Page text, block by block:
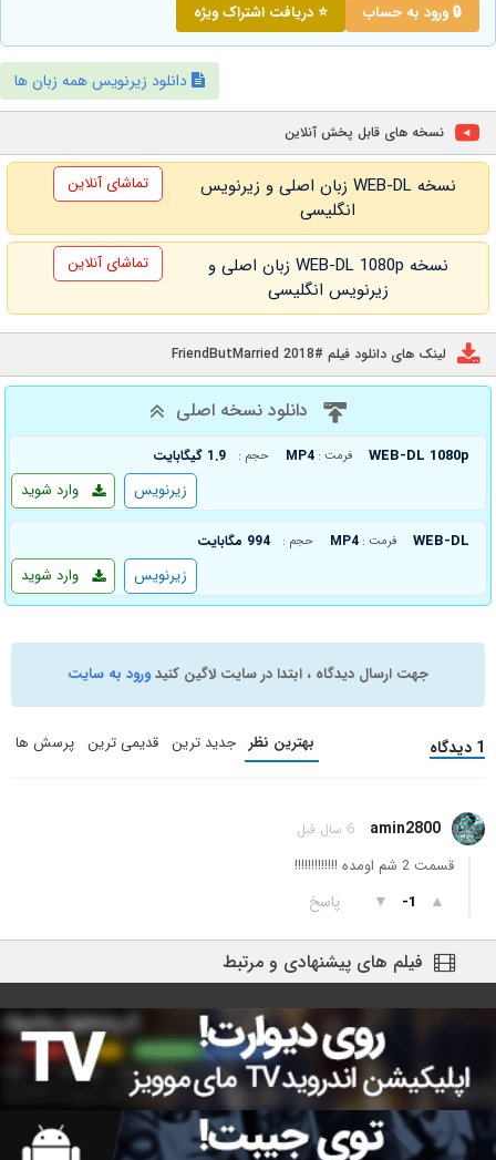
🔒 ورود به حساب ⭐ دریافت اشتراک ویژه
دانلود زیرنویس همه زبان ها
نسخه های قابل پخش آنلاین
نسخه WEB-DL زبان اصلی و زیرنویس
انگلیسی
تماشای آنلاین
نسخه WEB-DL 1080p زبان اصلی و
زیرنویس انگلیسی
تماشای آنلاین
لینک های دانلود فیلم #FriendButMarried 2018
دانلود نسخه اصلی
WEB-DL 1080p فرمت : MP4 حجم : 1.9 گیگابایت
وارد شوید زیرنویس
WEB-DL فرمت : MP4 حجم : 994 مگابایت
وارد شوید زیرنویس
جهت ارسال دیدگاه ، ابتدا در سایت لاگین کنیدورود به سایت
1 دیدگاه بهترین نظر جدید ترین قدیمی ترین پرسش ها
amin2800 6 سال قبل
قسمت 2 شم اومده !!!!!!!!!!!!!
▲
-1
▼ پاسخ
فیلم های پیشنهادی و مرتبط